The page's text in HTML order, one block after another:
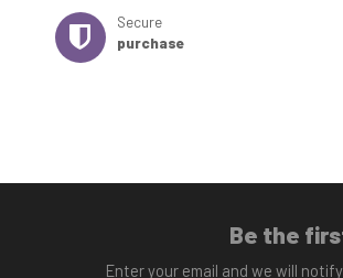
Secure
purchase
Be the
Enter your email and we will